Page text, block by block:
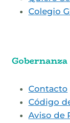
Colegio
Gobernanza
Contacto
Código
Aviso de